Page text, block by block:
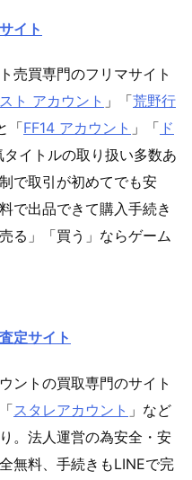
イト
売買専門のフリマサイト
ト アカウント 」「荒野行
「FF14 アカウント 」「 ド
タイトルの取り扱い多数あ
で取引が初めてでも安
で出品できて購入手続き
る」「買う」ならゲーム
定サイト
ントの買取専門のサイト
スタレアカウント 」など
。法人運営の為安全・安
無料、手続きもLINEで完